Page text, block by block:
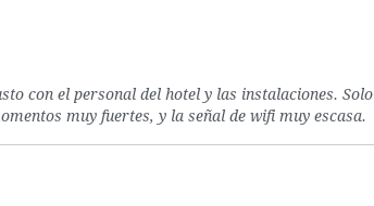
con el personal del hotel y las instalaciones. Solo
muy fuertes, y la señal de wifi muy escasa.